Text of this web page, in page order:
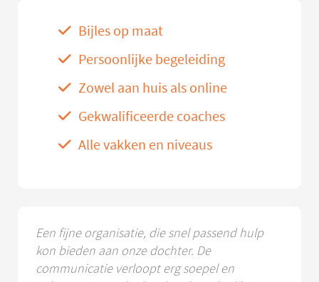
Bijles op maat
Persoonlijke begeleiding
Zowel aan huis als online
Gekwalificeerde coaches
Alle vakken en niveaus
Een fijne organisatie, die snel passend hulp
kon bieden aan onze dochter. De
communicatie verloopt erg soepel en